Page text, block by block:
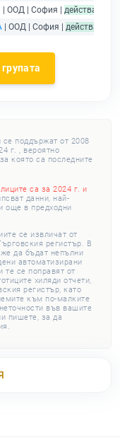
| ООД | София | действащ
| ООД | София | действащ
поддържат от 2008
г. , вероятно
която са последните
са за 2024 г. и
данни, най-
още в предходни
се извличат от
регистър. В
да бъдат непълни
автоматизирани
те се поправят от
хиляди отчети,
регистър, като
към по-малките
във вашите
пишете, за да